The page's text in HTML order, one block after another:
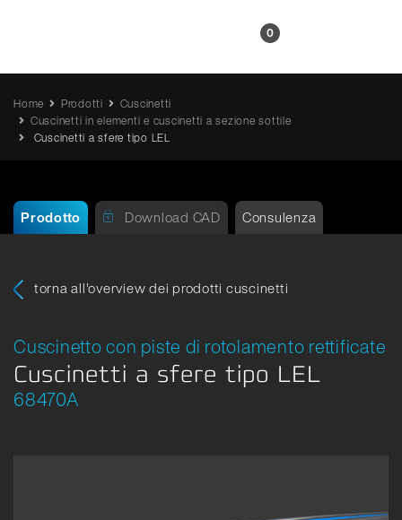
0
Home Prodotti
Cuscinetti
Cuscinetti in elementi e cuscinetti a sezione sottile
Cuscinetti a sfere tipo LEL
Prodotto Download CAD Consulenza
torna all'overview dei prodotti cuscinetti
Cuscinetto con piste di rotolamento rettificate
Cuscinetti a sfere tipo LEL
68470A